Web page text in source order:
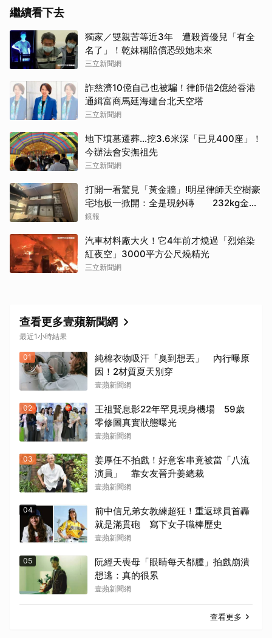
繼續看下去
獨家／雙親苦等近3年 遭殺資優兒「有全
名了」！乾妹稱賠償恐毀她未來
三立新聞網
詐慈濟10億自己也被騙！律師借2億給香港
通緝富商馬廷海建台北天空塔
三立新聞網
地下墳墓遷葬…挖3.6米深「已見400座」！
今辦法會安撫祖先
三立新聞網
打開一看驚見「黃金牆」!明星律師天空樹豪
宅地板一掀開：全是現鈔磚 232kg金山
震撼影像曝
鏡報
汽車材料廠大火！它4年前才燒過「烈焰染
紅夜空」3000平方公尺燒精光
三立新聞網
查看更多壹蘋新聞網
最近1小時結果
01
純棉衣物吸汗「臭到想丟」 內行曝原
因！2材質夏天別穿
壹蘋新聞網
02
王祖賢息影22年罕見現身機場 59歲
零修圖真實狀態曝光
壹蘋新聞網
03
姜厚任不拍戲！好意客串竟被當「八流
演員」 靠女友晉升姜總裁
壹蘋新聞網
04
前中信兄弟女教練超狂！重返球員首轟
就是滿貫砲 寫下女子職棒歷史
壹蘋新聞網
05
阮經天喪母「眼睛每天都腫」拍戲崩潰
想逃：真的很累
壹蘋新聞網
查看更多